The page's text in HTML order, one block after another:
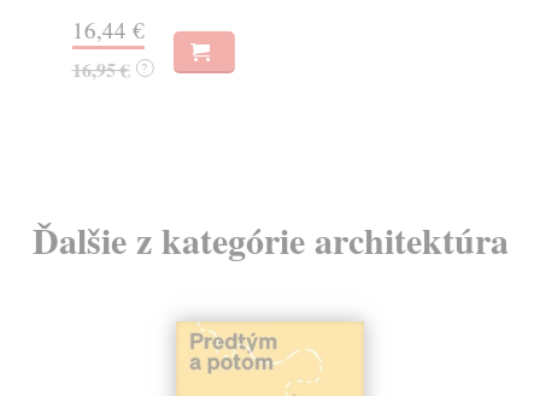
16,44 €
16,95 € ?
Ďalšie z kategórie architektúra